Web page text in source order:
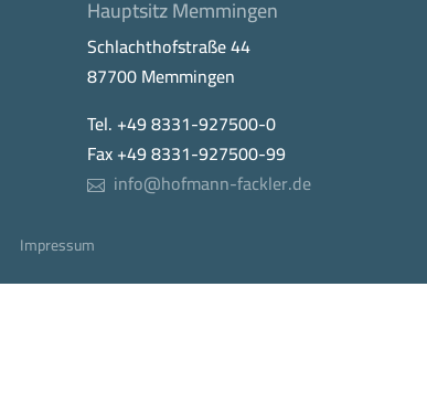
Hauptsitz Memmingen
Schlachthofstraße 44
87700 Memmingen
Tel. +49 8331-927500-0
Fax +49 8331-927500-99
info@hofmann-fackler.de
Impressum